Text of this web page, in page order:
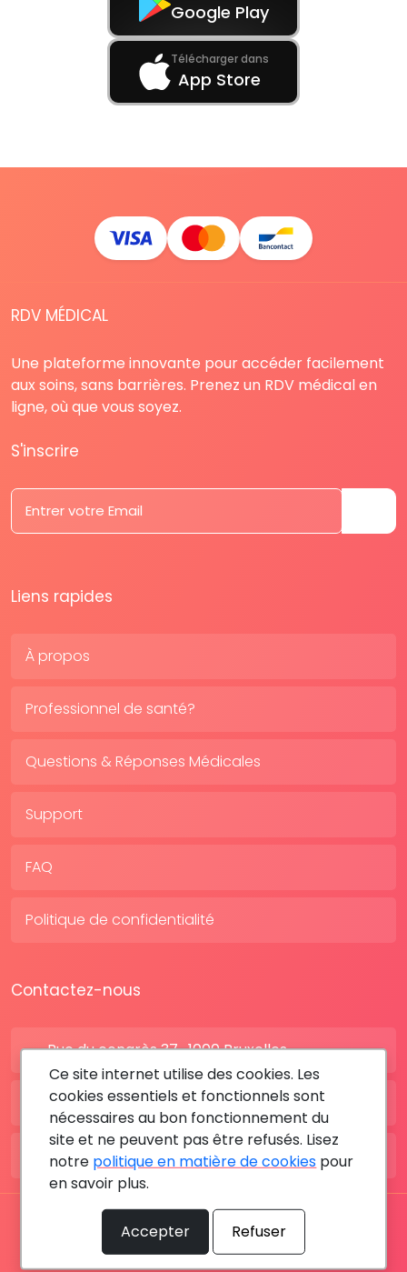
Google Play
Télécharger dans
App Store
RDV MÉDICAL
Une plateforme innovante pour accéder facilement
aux soins, sans barrières. Prenez un RDV médical en
ligne, où que vous soyez.
S'inscrire
Liens rapides
À propos
Professionnel de santé?
Questions & Réponses Médicales
Support
FAQ
Politique de confidentialité
Contactez-nous
Rue du congrès 37 , 1000 Bruxelles
BE: +32 28080227
FR: +33 183642895
Tous les droits sont réservés © 2026 RDV MÉDICAL By
MediaSatCom
Ce site internet utilise des cookies. Les
cookies essentiels et fonctionnels sont
nécessaires au bon fonctionnement du
site et ne peuvent pas être refusés. Lisez
notre politique en matière de cookies pour
en savoir plus.
Accepter Refuser